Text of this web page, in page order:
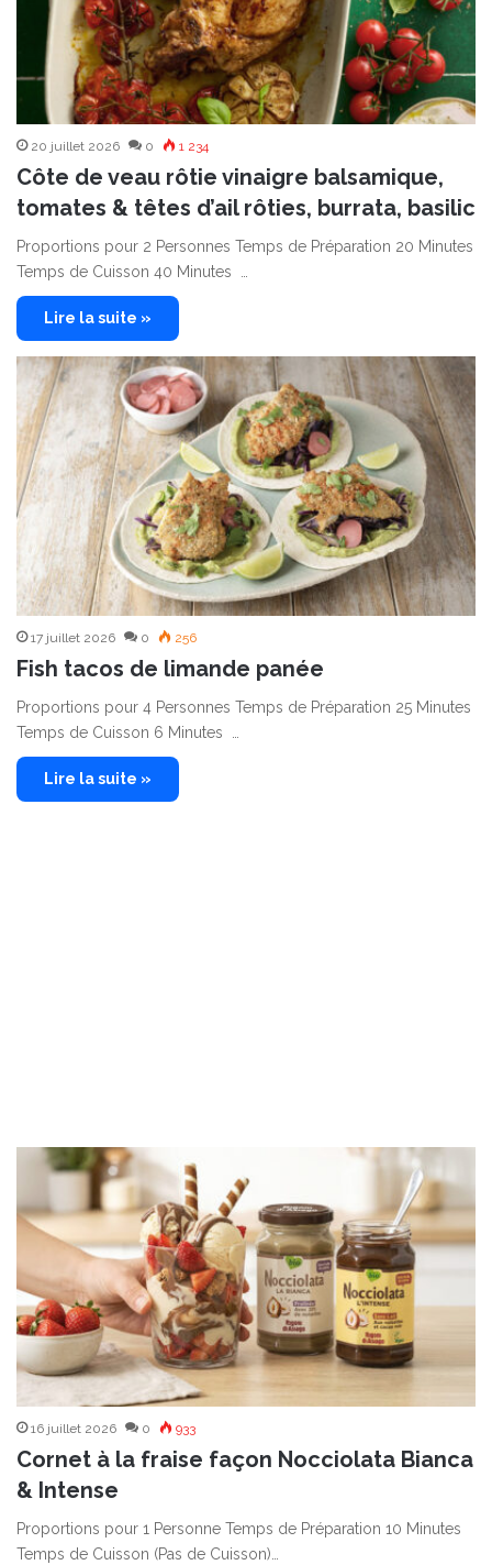
20 juillet 2026 0 1 234
Côte de veau rôtie vinaigre balsamique,
tomates & têtes d’ail rôties, burrata, basilic
Proportions pour 2 Personnes Temps de Préparation 20 Minutes
Temps de Cuisson 40 Minutes …
Lire la suite »
17 juillet 2026 0 256
Fish tacos de limande panée
Proportions pour 4 Personnes Temps de Préparation 25 Minutes
Temps de Cuisson 6 Minutes …
Lire la suite »
16 juillet 2026 0 933
Cornet à la fraise façon Nocciolata Bianca
& Intense
Proportions pour 1 Personne Temps de Préparation 10 Minutes
Temps de Cuisson (Pas de Cuisson)…